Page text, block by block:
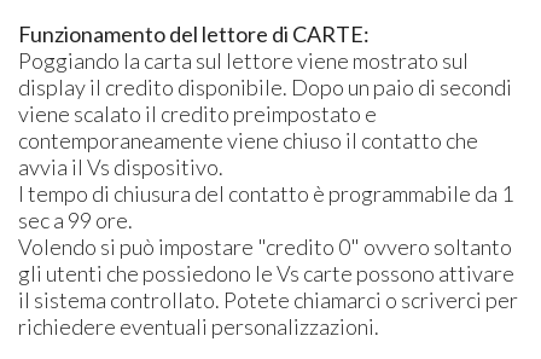
Funzionamento del lettore di CARTE:
Poggiando la carta sul lettore viene mostrato sul
display il credito disponibile. Dopo un paio di secondi
viene scalato il credito preimpostato e
contemporaneamente viene chiuso il contatto che
avvia il Vs dispositivo.
I tempo di chiusura del contatto è programmabile da 1
sec a 99 ore.
Volendo si può impostare "credito 0" ovvero soltanto
gli utenti che possiedono le Vs carte possono attivare
il sistema controllato. Potete chiamarci o scriverci per
richiedere eventuali personalizzazioni.